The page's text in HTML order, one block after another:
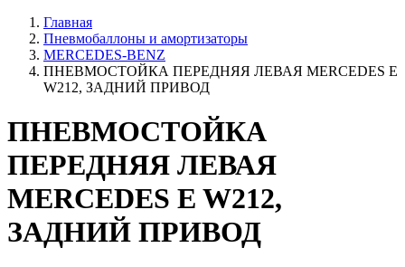
Главная
Пневмобаллоны и амортизаторы
MERCEDES-BENZ
ПНЕВМОСТОЙКА ПЕРЕДНЯЯ ЛЕВАЯ MERCEDES E
W212, ЗАДНИЙ ПРИВОД
ПНЕВМОСТОЙКА
ПЕРЕДНЯЯ ЛЕВАЯ
MERCEDES E W212,
ЗАДНИЙ ПРИВОД